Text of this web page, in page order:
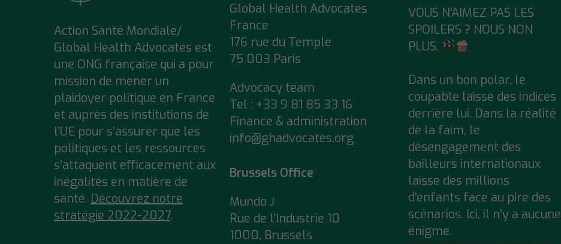
Action Santé Mondiale/
Global Health Advocates est
une ONG française qui a pour
mission de mener un
plaidoyer politique en France
et auprès des institutions de
l’UE pour s’assurer que les
politiques et les ressources
s’attaquent efficacement aux
inégalités en matière de
santé. Découvrez notre
stratégie 2022-2027.
Global Health Advocates
France
176 rue du Temple
75 003 Paris
Advocacy team
Tel : +33 9 81 85 33 16
Finance & administration
info@ghadvocates.org
Brussels Office
Mundo J
Rue de l’Industrie 10
1000, Brussels
;VOUS N'AIMEZ PAS LES
SPOILERS ? NOUS NON
PLUS.
Dans un bon polar, le
coupable laisse des indices
derrière lui. Dans la réalité
de la faim, le
désengagement des
bailleurs internationaux
laisse des millions
d’enfants face au pire des
scénarios. Ici, il n'y a aucune
énigme.